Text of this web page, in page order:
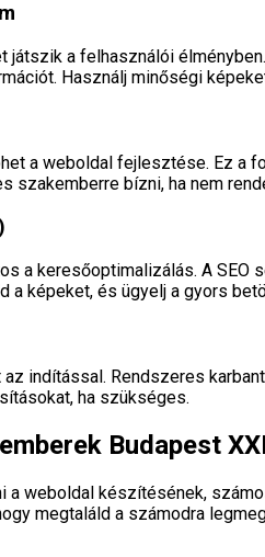
a felhasználói
Használj minőségi
a weboldal fejlesztése. Ez
szakemberre bízni, ha nem
a keresőoptimalizálás. A
a képeket, és ügyelj a gyors
indítással. Rendszeres
ha szükséges.
Budapest
a weboldal készítésének,
megtaláld a számodra